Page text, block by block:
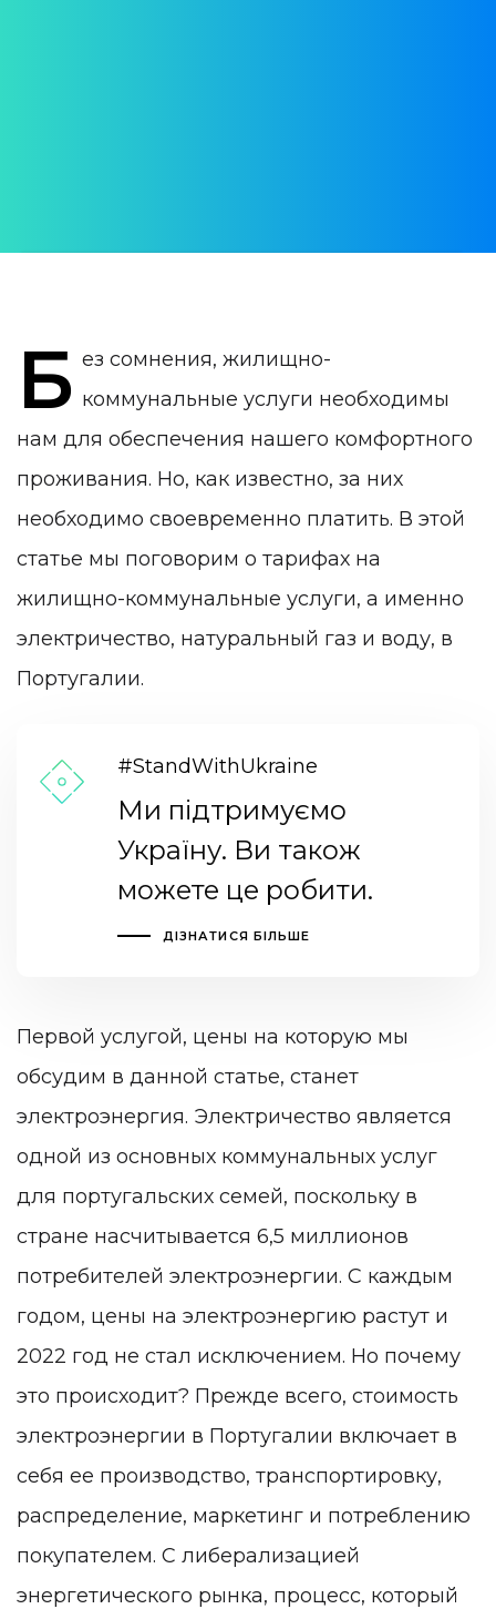
12 July 2022
Б ез сомнения, жилищно-
коммунальные услуги необходимы
нам для обеспечения нашего комфортного
проживания. Но, как известно, за них
необходимо своевременно платить. В этой
статье мы поговорим о тарифах на
жилищно-коммунальные услуги, а именно
электричество, натуральный газ и воду, в
Португалии.
#StandWithUkraine
Ми підтримуємо
Україну. Ви також
можете це робити.
ДІЗНАТИСЯ БІЛЬШЕ
Первой услугой, цены на которую мы
обсудим в данной статье, станет
электроэнергия. Электричество является
одной из основных коммунальных услуг
для португальских семей, поскольку в
стране насчитывается 6,5 миллионов
потребителей электроэнергии. С каждым
годом, цены на электроэнергию растут и
2022 год не стал исключением. Но почему
это происходит? Прежде всего, стоимость
электроэнергии в Португалии включает в
себя ее производство, транспортировку,
распределение, маркетинг и потреблению
покупателем. С либерализацией
энергетического рынка, процесс, который